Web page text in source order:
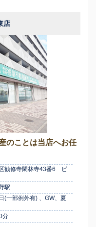
店
のことは当店へお任
勧修寺閑林寺43番6 ピ
駅
(一部例外有) 、GW、夏
分